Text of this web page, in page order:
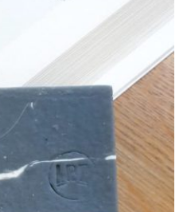
options
peuvent
être
choisies
page
du